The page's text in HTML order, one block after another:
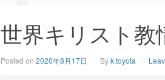
世界キリスト教
Posted on 2020年8月17日 Byk.toyota